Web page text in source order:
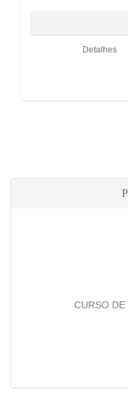
Detalhes
CURSO DE